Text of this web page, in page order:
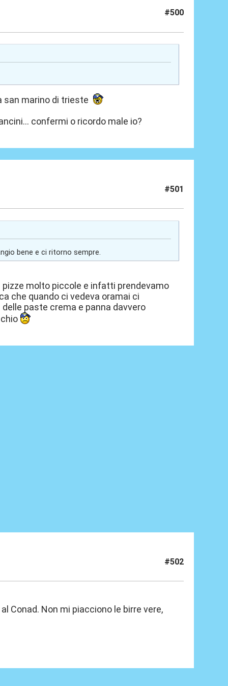
#500
san marino di trieste
confermi o ricordo male io?
#501
bene e ci ritorno sempre.
pizze molto piccole e infatti prendevamo
che quando ci vedeva oramai ci
paste crema e panna davvero
#502
Conad. Non mi piacciono le birre vere,